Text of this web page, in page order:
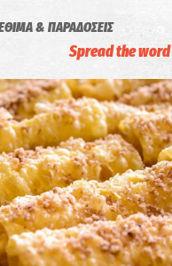
& ΠΑΡΑΔΟΣΕΙΣ
Spread the word